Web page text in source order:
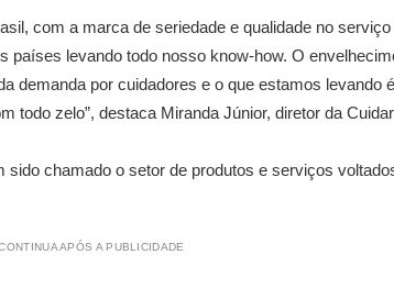
com a marca de seriedade e qualidade no serviço
países levando todo nosso know-how. O
demanda por cuidadores e o que estamos levando
todo zelo”, destaca Miranda Júnior, diretor da
sido chamado o setor de produtos e serviços
APÓS A PUBLICIDADE